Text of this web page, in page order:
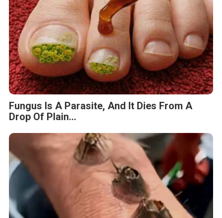
Fungus Is A Parasite, And It Dies From A
Drop Of Plain...